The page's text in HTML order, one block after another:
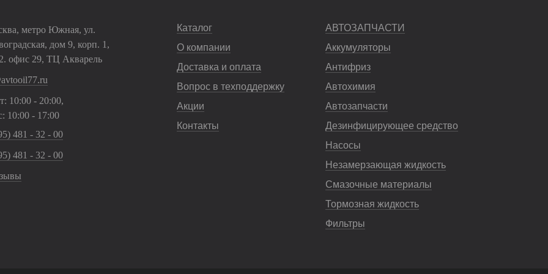
метро Южная, ул.
дом 9, корп. 1,
офис 29, ТЦ Акварель
10:00 - 20:00,
10:00 - 17:00
481 - 32 - 00
481 - 32 - 00
Каталог
О компании
Доставка и оплата
Вопрос в техподдержку
Акции
Контакты
АВТОЗАПЧАСТИ
Аккумуляторы
Антифриз
Автохимия
Автозапчасти
Дезинфицирующее средство
Насосы
Незамерзающая жидкость
Смазочные материалы
Тормозная жидкость
Фильтры